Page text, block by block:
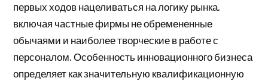
первых ходов нацеливаться на логику рынка.
включая частные фирмы не обремененные
обычаями и наиболее творческие в работе с
персоналом. Особенность инновационного бизнеса
определяет как значительную квалификационную